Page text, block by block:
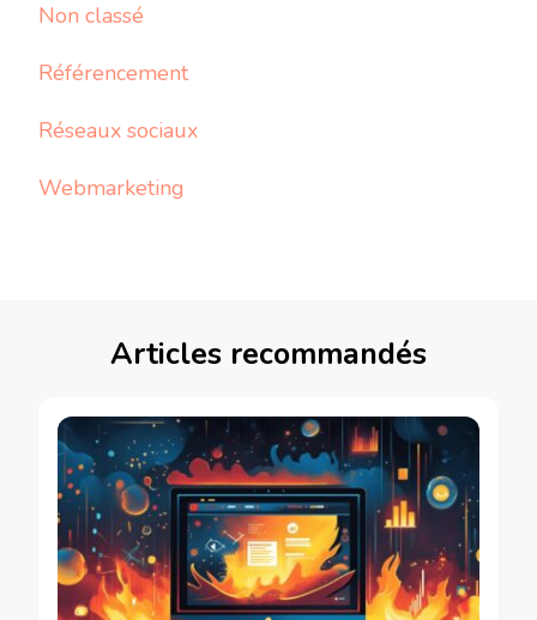
Non classé
Référencement
Réseaux sociaux
Webmarketing
Articles recommandés